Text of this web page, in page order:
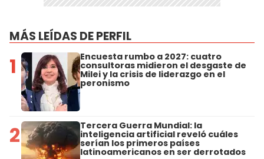
MÁS LEÍDAS DE PERFIL
1 Encuesta rumbo a 2027: cuatro
consultoras midieron el desgaste de
Milei y la crisis de liderazgo en el
peronismo
2 Tercera Guerra Mundial: la
inteligencia artificial reveló cuáles
serían los primeros países
latinoamericanos en ser derrotados